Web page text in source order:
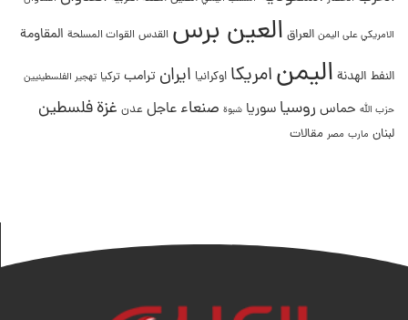
الامريكي على اليمن العراق العين برس القدس القوات المسلحة المقاومة
النفط الهدنة اليمنامريكا اوكرانيا ايران ترامب تركيا تهجير الفلسطينيين
حزب الله حماس روسيا سوريا شبوة صنعاء عاجل عدن غزةفلسطين
لبنان مارب مصر مقالات